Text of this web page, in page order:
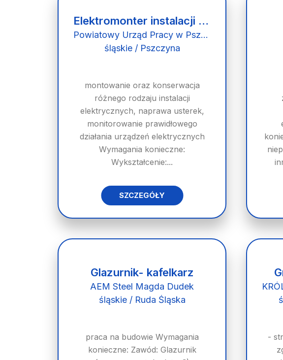
Elektromonter instalacji elektrycznych
Powiatowy Urząd Pracy w Pszczynie
śląskie / Pszczyna
montowanie oraz konserwacja
różnego rodzaju instalacji
elektrycznych, naprawa usterek,
monitorowanie prawidłowego
działania urządzeń elektrycznych
Wymagania konieczne:
Wykształcenie:...
SZCZEGÓŁY
Glazurnik- kafelkarz
AEM Steel Magda Dudek
śląskie / Ruda Śląska
praca na budowie Wymagania
konieczne: Zawód: Glazurnik
-